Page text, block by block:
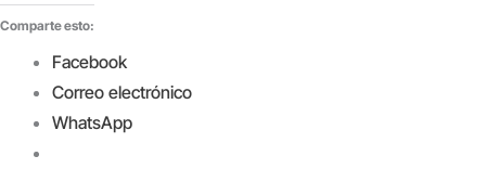
Comparte esto:
Facebook
Correo electrónico
WhatsApp